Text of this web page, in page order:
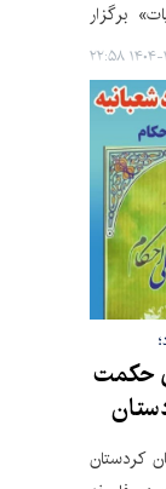
برگزار
۰۸ ۲۲:۵۸
حکمت
کردستان